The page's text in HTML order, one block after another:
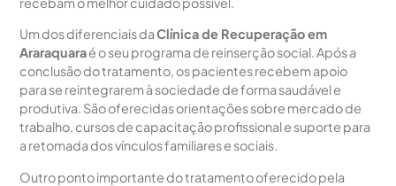
Um dos diferenciais daClínica de Recuperação em
Araraquaraé o seu programa de reinserção social. Após a
conclusão do tratamento, os pacientes recebem apoio
para se reintegrarem à sociedade de forma saudável e
produtiva. São oferecidas orientações sobre mercado de
trabalho, cursos de capacitação profissional e suporte para
a retomada dos vínculos familiares e sociais.
Outro ponto importante do tratamento oferecido pela